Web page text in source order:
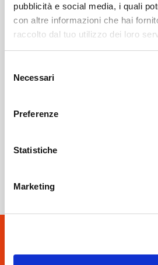
pubblicità e social media, i quali
con altre informazioni che hai
raccolto dal tuo utilizzo dei loro
delNecessari
Preferenze
Statistiche
Marketing
Teglio SOF Società Onoranze
Sondrio